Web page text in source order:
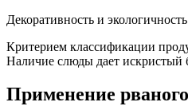
Декоративность и
Критерием классификации
Наличие слюды дает искристый
Применение